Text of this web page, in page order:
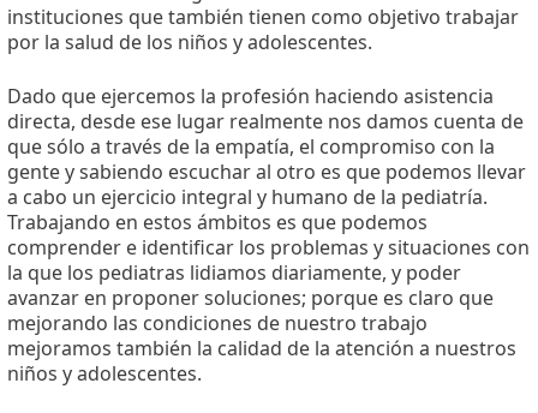
instituciones que también tienen como objetivo trabajar
por la salud de los niños y adolescentes.
Dado que ejercemos la profesión haciendo asistencia
directa, desde ese lugar realmente nos damos cuenta de
que sólo a través de la empatía, el compromiso con la
gente y sabiendo escuchar al otro es que podemos llevar
a cabo un ejercicio integral y humano de la pediatría.
Trabajando en estos ámbitos es que podemos
comprender e identificar los problemas y situaciones con
la que los pediatras lidiamos diariamente, y poder
avanzar en proponer soluciones; porque es claro que
mejorando las condiciones de nuestro trabajo
mejoramos también la calidad de la atención a nuestros
niños y adolescentes.